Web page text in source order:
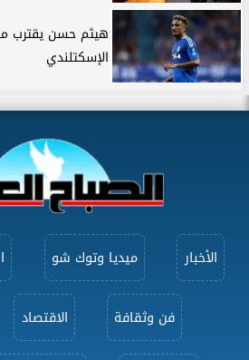
هيثم حسن يقترب
الإسكتلندي
الأخبار ميديا وتوك شو
فن وثقافة الاقتصاد